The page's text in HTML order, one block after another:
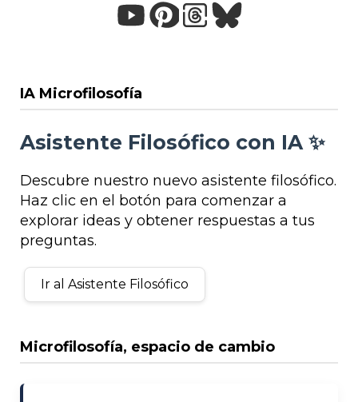
IA Microfilosofía
Asistente Filosófico con IA ✨
Descubre nuestro nuevo asistente filosófico.
Haz clic en el botón para comenzar a
explorar ideas y obtener respuestas a tus
preguntas.
Ir al Asistente Filosófico
Microfilosofía, espacio de cambio